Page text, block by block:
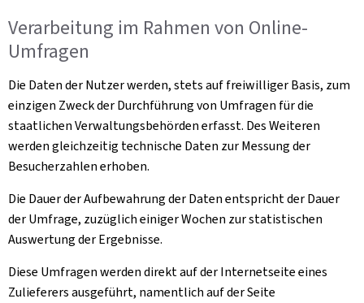
Verarbeitung im Rahmen von Online-
Umfragen
Die Daten der Nutzer werden, stets auf freiwilliger Basis, zum
einzigen Zweck der Durchführung von Umfragen für die
staatlichen Verwaltungsbehörden erfasst. Des Weiteren
werden gleichzeitig technische Daten zur Messung der
Besucherzahlen erhoben.
Die Dauer der Aufbewahrung der Daten entspricht der Dauer
der Umfrage, zuzüglich einiger Wochen zur statistischen
Auswertung der Ergebnisse.
Diese Umfragen werden direkt auf der Internetseite eines
Zulieferers ausgeführt, namentlich auf der Seite